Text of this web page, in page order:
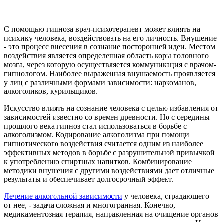
С помощью гипноза врач-психотерапевт может влиять на
психику человека, воздействовать на его личность. Внушение
- это процесс внесения в сознание посторонней идеи. Местом
воздействия является определенная область коры головного
мозга, через которую осуществляется коммуникация с врачом-
гипнологом. Наиболее выраженная внушаемость проявляется
у лиц с различными формами зависимости: наркоманов,
алкоголиков, курильщиков.
Искусство влиять на сознание человека с целью избавления от
зависимостей известно со времен древности. Но с середины
прошлого века гипноз стал использоваться в борьбе с
алкоголизмом. Кодирование алкоголизма при помощи
гипнотического воздействия считается одним из наиболее
эффективных методов в борьбе с разрушительной привычкой
к употреблению спиртных напитков. Комбинирование
методики внушения с другими воздействиями дает отличные
результаты и обеспечивает долгосрочный эффект.
Лечение алкогольной зависимости у человека, страдающего
от нее, - задача сложная и многогранная. Конечно,
медикаментозная терапия, направленная на очищение органов